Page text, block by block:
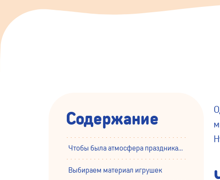
Содержание
Чтобы была атмосфера праздника…
Выбираем материал игрушек